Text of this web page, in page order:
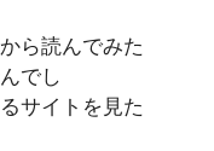
ら読んでみた
でし
サイトを見た